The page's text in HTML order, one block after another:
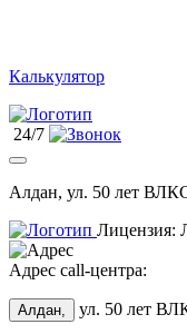
Калькулятор
24/7
Алдан, ул. 50 лет
Лицензия:
Адрес call-центра:
Алдан, ул. 50 лет